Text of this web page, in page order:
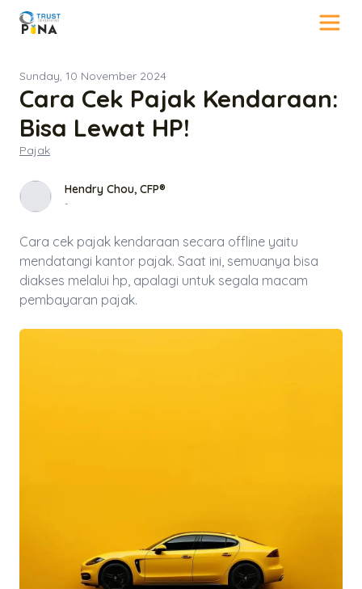
Sunday, 10 November 2024
Cara Cek Pajak Kendaraan:
Bisa Lewat HP!
Pajak
Hendry Chou, CFP®
-
Cara cek pajak kendaraan secara offline yaitu
mendatangi kantor pajak. Saat ini, semuanya bisa
diakses melalui hp, apalagi untuk segala macam
pembayaran pajak.